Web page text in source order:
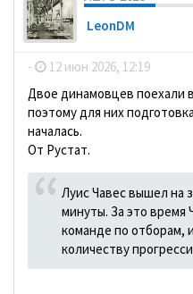
LeonDM
- 12 июн 2026, 12:19
Двое динамовцев поехали
поэтому для них
началась.
От Рустат.
Луис Чавес вышел на
минуты. За это время
команде по отборам,
количеству